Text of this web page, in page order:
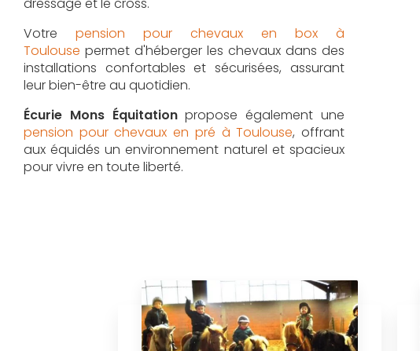
Votre pension pour chevaux en box à
Toulouse permet d'héberger les chevaux dans des
installations confortables et sécurisées, assurant
leur bien-être au quotidien.
Écurie Mons Équitationpropose également une
pension pour chevaux en pré à Toulouse, offrant
aux équidés un environnement naturel et spacieux
pour vivre en toute liberté.